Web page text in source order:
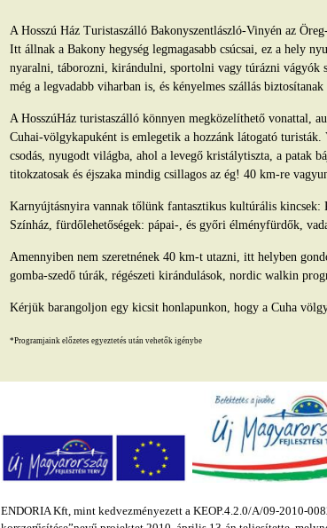
A Hosszú Ház Turistaszálló Bakonyszentlászló-Vinyén az
Itt állnak a Bakony hegység legmagasabb csúcsai, ez a hely
nyaralni, táborozni, kirándulni, sportolni vagy túrázni vágyók
még a legvadabb viharban is, és kényelmes szállás
A HosszúHáz turistaszálló könnyen megközelíthető vonattal,
Cuhai-völgykapuként is emlegetik a hozzánk látogató
csodás, nyugodt világba, ahol a levegő kristálytiszta, a patak
titokzatosak és éjszaka mindig csillagos az ég! 40 km-re
Karnyújtásnyira vannak tőlünk fantasztikus kultúrális
Színház, fürdőlehetőségek: pápai-, és győri élményfürdők,
Amennyiben nem szeretnének 40 km-t utazni, itt helyben
gomba-szedő túrák, régészeti kirándulások, nordic walkin
Kérjük barangoljon egy kicsit honlapunkon, hogy a Cuha
*Programjaink előzetes egyeztetés után vehetők igénybe
ENDORIA Kft, mint kedvezményezett a KEOP.4.2.0/A/09-2010-